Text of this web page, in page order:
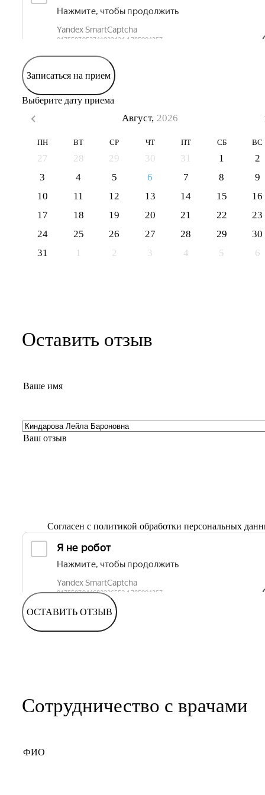
Записаться на прием
Выберите дату приема
Август, 2026
ПН ВТ СР ЧТ ПТ СБ ВС
27 28 29 30 31 1
2
3
4 5 6 7 8
9
10
11 12 13 14 15
16
17
18 19 20 21 22
23
24
25 26 27 28 29
30
31
1 2 3 4 5 6
Оставить отзыв
Согласен с политикой обработки персональных
ОСТАВИТЬ ОТЗЫВ
Сотрудничество с врачами